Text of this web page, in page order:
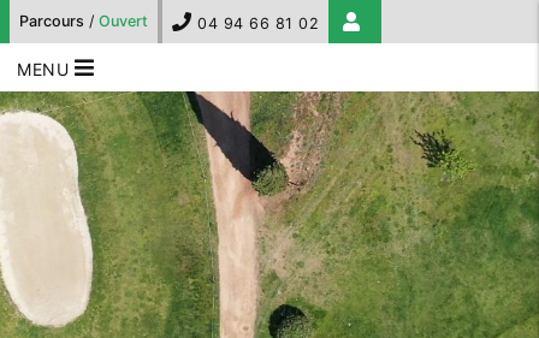
Parcours / Ouvert 04 94 66 81 02
MENU